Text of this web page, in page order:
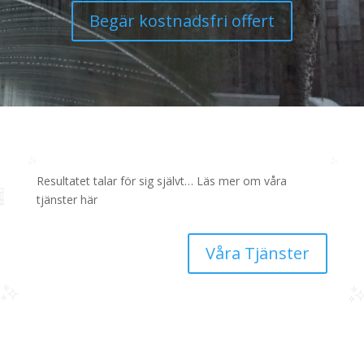
Begär kostnadsfri offert
Resultatet talar för sig självt… Läs mer om våra
tjänster här
Våra Tjänster